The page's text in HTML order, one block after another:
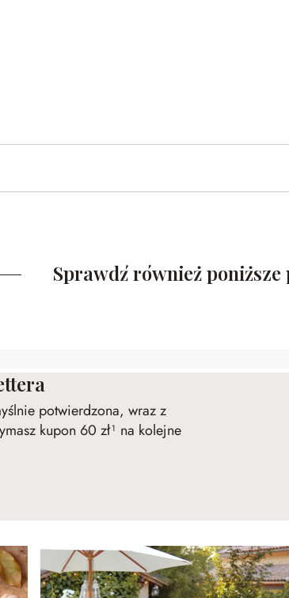
Sprawdź również
potwierdzona, wraz z
kupon 60 zł¹ na kolejne